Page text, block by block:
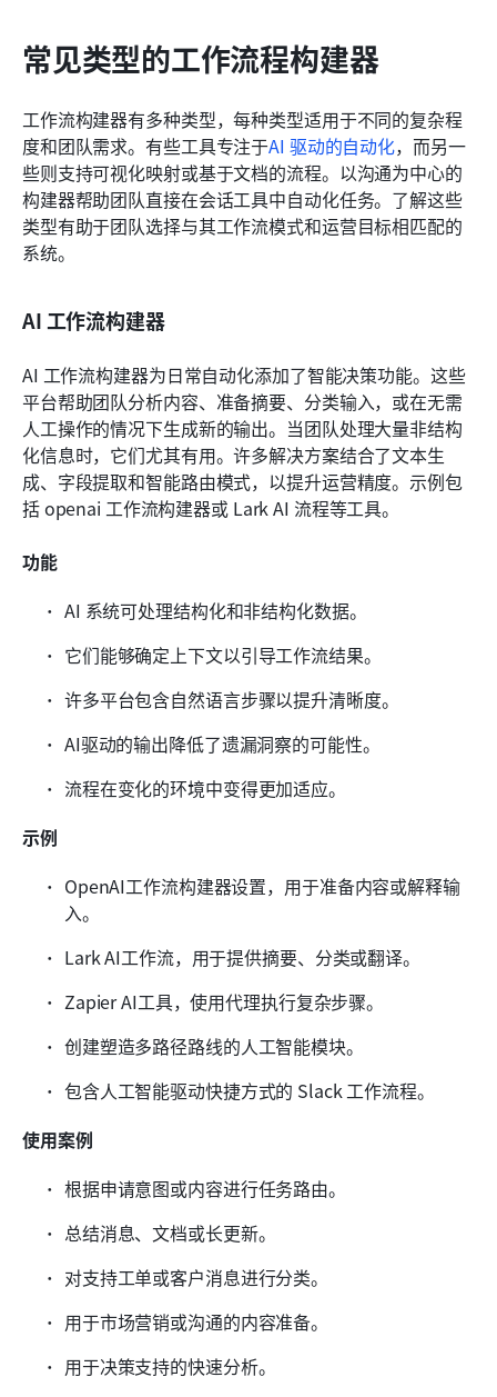
常见类型的工作流程构建器
工作流构建器有多种类型，每种类型适用于不同的复杂程
度和团队需求。有些工具专注于AI 驱动的自动化，而另一
些则支持可视化映射或基于文档的流程。以沟通为中心的
构建器帮助团队直接在会话工具中自动化任务。了解这些
类型有助于团队选择与其工作流模式和运营目标相匹配的
系统。
AI 工作流构建器
AI 工作流构建器为日常自动化添加了智能决策功能。这些
平台帮助团队分析内容、准备摘要、分类输入，或在无需
人工操作的情况下生成新的输出。当团队处理大量非结构
化信息时，它们尤其有用。许多解决方案结合了文本生
成、字段提取和智能路由模式，以提升运营精度。示例包
括 openai 工作流构建器或 Lark AI 流程等工具。
功能
AI 系统可处理结构化和非结构化数据。
它们能够确定上下文以引导工作流结果。
许多平台包含自然语言步骤以提升清晰度。
AI驱动的输出降低了遗漏洞察的可能性。
流程在变化的环境中变得更加适应。
示例
OpenAI工作流构建器设置，用于准备内容或解释输
入。
Lark AI工作流，用于提供摘要、分类或翻译。
Zapier AI工具，使用代理执行复杂步骤。
创建塑造多路径路线的人工智能模块。
包含人工智能驱动快捷方式的 Slack 工作流程。
使用案例
根据申请意图或内容进行任务路由。
总结消息、文档或长更新。
对支持工单或客户消息进行分类。
用于市场营销或沟通的内容准备。
用于决策支持的快速分析。